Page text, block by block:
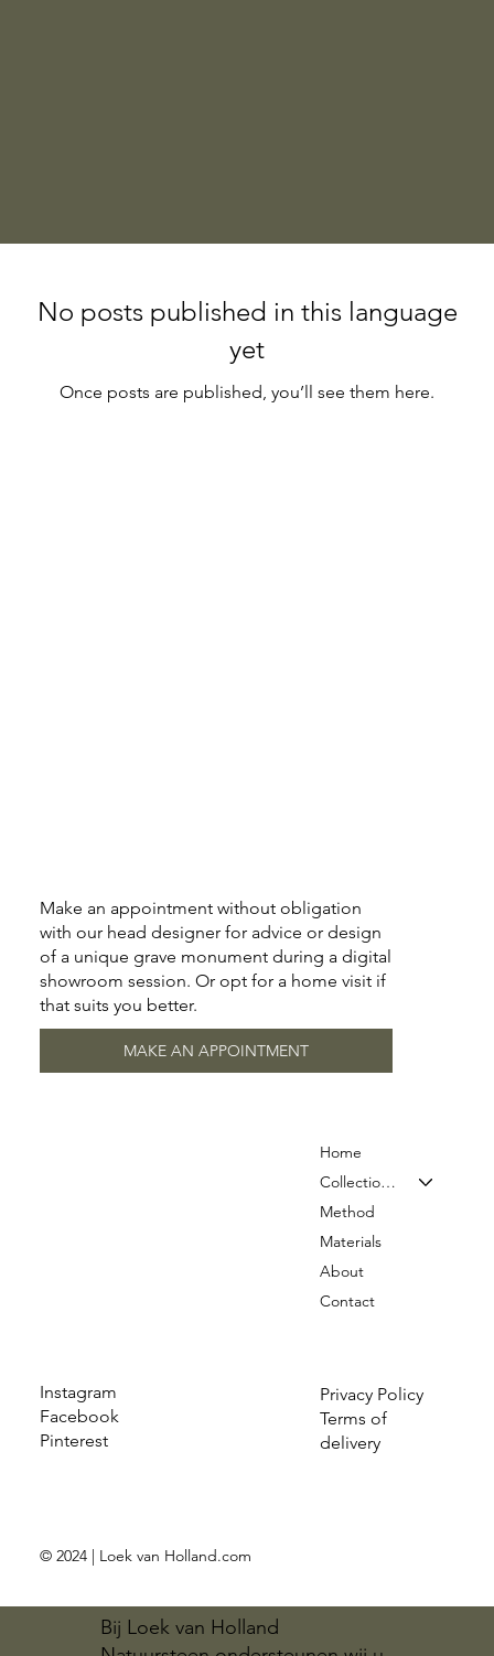
Bij Loek van Holland
No posts published in this language
yet
Once posts are published, you’ll see them here.
Instagram
Facebook
Pinterest
Privacy Policy
Terms of
delivery
Home
Collection & Prices
Method
Materials
About
Contact
© 2024 | Loek van Holland.com
Make an appointment without obligation
with our head designer for advice or design
of a unique grave monument during a digital
showroom session. Or opt for a home visit if
that suits you better.
MAKE AN APPOINTMENT